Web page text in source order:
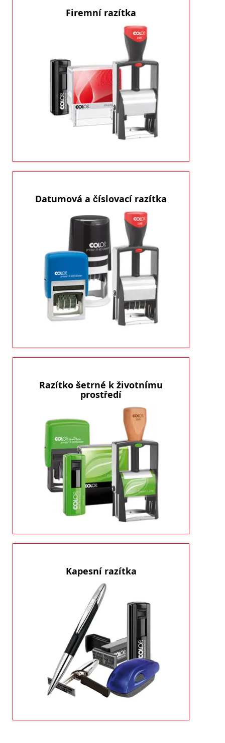
Firemní razítka
Razítkování nikdy nebylo zábavnější a
jednodušší.
Klasické i atypické tvary a velikosti,
které budete potřebovat.
ukázat produkty
Datumová a číslovací razítka
Konec všem zmatkům.
Potřebujete „datumku“
nebo „číslovačku“? Tak tady jsou.
ukázat produkty
Razítko šetrné k životnímu
prostředí
Životní prostředí nám není jedno!
Razítka Green
Line vyrábíme z materiálu, který je z 80%
recyklovatelný. A to se počítá.
ukázat produkty
Kapesní razítka
Kapesní razítkaKapesní razítka vhodná na cesty
i do kanceláře.
Budete jej mít vždy při sobě. A
navíc vypadají velmi dobře jako designový
doplňek.